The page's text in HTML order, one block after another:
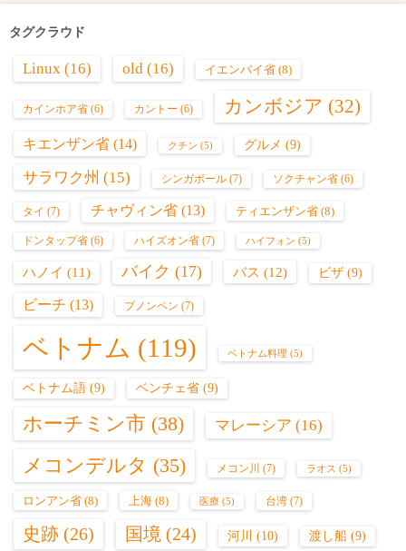
タグクラウド
Linux (16) old (16) イエンバイ省 (8)
カインホア省 (6) カントー (6) カンボジア (32)
キエンザン省 (14) クチン (5) グルメ (9)
サラワク州 (15) シンガポール (7) ソクチャン省 (6)
タイ (7) チャヴィン省 (13) ティエンザン省 (8)
ドンタップ省 (6) ハイズオン省 (7) ハイフォン (5)
ハノイ (11) バイク (17) バス (12) ビザ (9)
ビーチ (13) プノンペン (7)
ベトナム (119) ベトナム料理 (5)
ベトナム語 (9) ベンチェ省 (9)
ホーチミン市 (38) マレーシア (16)
メコンデルタ (35) メコン川 (7) ラオス (5)
ロンアン省 (8) 上海 (8) 医療 (5) 台湾 (7)
史跡 (26) 国境 (24) 河川 (10) 渡し船 (9)